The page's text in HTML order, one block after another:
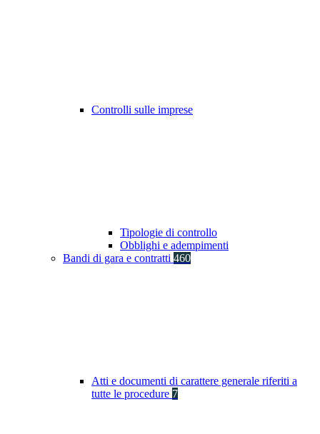
Controlli sulle imprese
Tipologie di controllo
Obblighi e adempimenti
Bandi di gara e contratti 460
Atti e documenti di carattere generale riferiti a
tutte le procedure 7